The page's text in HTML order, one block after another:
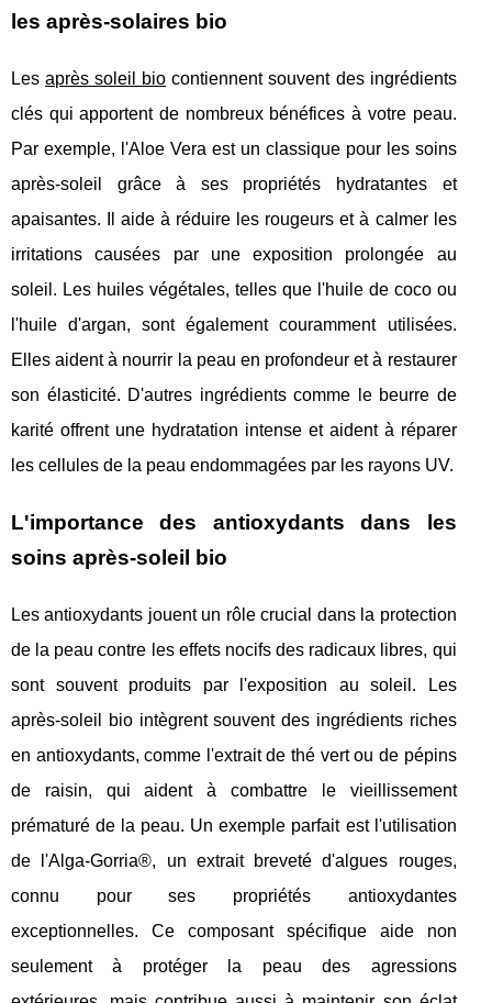
les après-solaires bio
Lesaprès soleil bio contiennent souvent des ingrédients
clés qui apportent de nombreux bénéfices à votre peau.
Par exemple, l'Aloe Vera est un classique pour les soins
après-soleil grâce à ses propriétés hydratantes et
apaisantes. Il aide à réduire les rougeurs et à calmer les
irritations causées par une exposition prolongée au
soleil. Les huiles végétales, telles que l'huile de coco ou
l'huile d'argan, sont également couramment utilisées.
Elles aident à nourrir la peau en profondeur et à restaurer
son élasticité. D'autres ingrédients comme le beurre de
karité offrent une hydratation intense et aident à réparer
les cellules de la peau endommagées par les rayons UV.
L'importance des antioxydants dans les
soins après-soleil bio
Les antioxydants jouent un rôle crucial dans la protection
de la peau contre les effets nocifs des radicaux libres, qui
sont souvent produits par l'exposition au soleil. Les
après-soleil bio intègrent souvent des ingrédients riches
en antioxydants, comme l'extrait de thé vert ou de pépins
de raisin, qui aident à combattre le vieillissement
prématuré de la peau. Un exemple parfait est l'utilisation
de l'Alga-Gorria®, un extrait breveté d'algues rouges,
connu pour ses propriétés antioxydantes
exceptionnelles. Ce composant spécifique aide non
seulement à protéger la peau des agressions